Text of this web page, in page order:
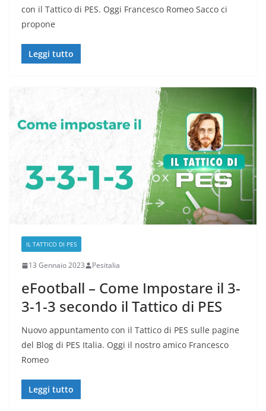
con il Tattico di PES. Oggi Francesco Romeo Sacco ci
propone
Leggi tutto
IL TATTICO DI PES
13 Gennaio 2023 Pesitalia
eFootball – Come Impostare il 3-
3-1-3 secondo il Tattico di PES
Nuovo appuntamento con il Tattico di PES sulle pagine
del Blog di PES Italia. Oggi il nostro amico Francesco
Romeo
Leggi tutto